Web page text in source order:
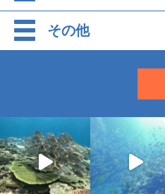
その他